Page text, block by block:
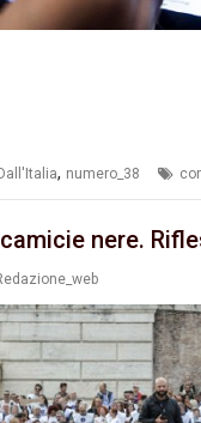
Dall'Italia, numero_38
nere.